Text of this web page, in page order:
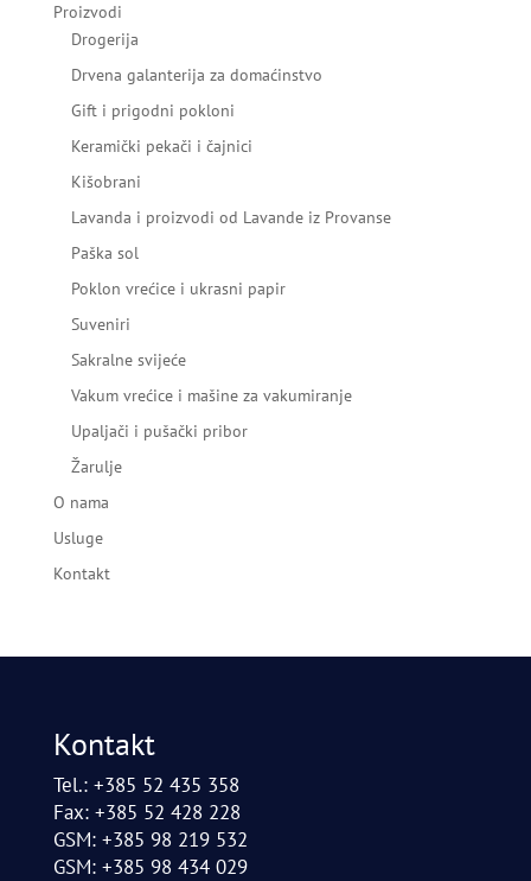
Proizvodi
Drogerija
Drvena galanterija za domaćinstvo
Gift i prigodni pokloni
Keramički pekači i čajnici
Kišobrani
Lavanda i proizvodi od Lavande iz Provanse
Paška sol
Poklon vrećice i ukrasni papir
Suveniri
Sakralne svijeće
Vakum vrećice i mašine za vakumiranje
Upaljači i pušački pribor
Žarulje
O nama
Usluge
Kontakt
Kontakt
Tel.: +385 52 435 358
Fax: +385 52 428 228
GSM: +385 98 219 532
GSM: +385 98 434 029